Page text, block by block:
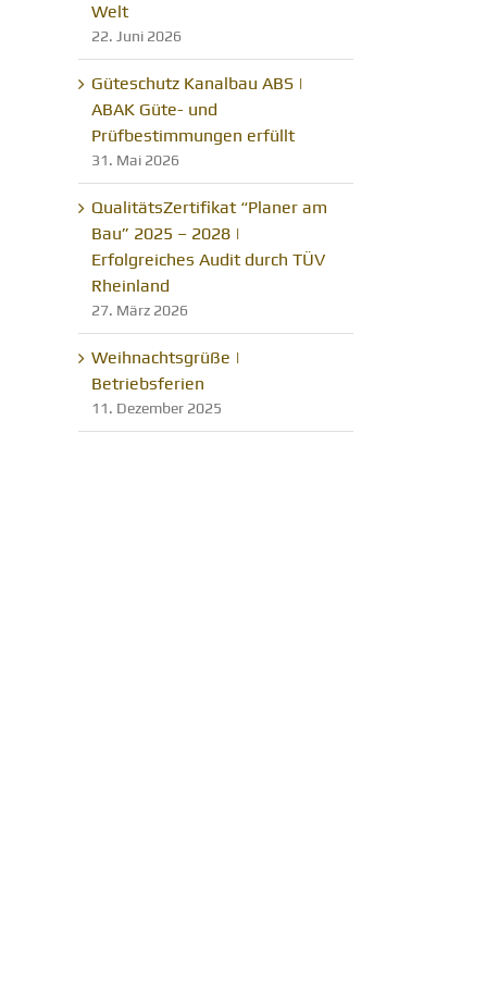
Welt
22. Juni 2026
Güteschutz Kanalbau ABS |
ABAK Güte- und
Prüfbestimmungen erfüllt
31. Mai 2026
QualitätsZertifikat “Planer am
Bau” 2025 – 2028 |
Erfolgreiches Audit durch TÜV
Rheinland
27. März 2026
Weihnachtsgrüße |
Betriebsferien
11. Dezember 2025